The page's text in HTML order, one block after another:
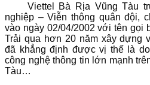
Viettel Bà Rịa Vũng Tàu
nghiệp – Viễn thông quân đội,
vào ngày 02/04/2002 với tên gọi
Trải qua hơn 20 năm xây dựng
đã khẳng định được vị thế là
công nghệ thông tin lớn mạnh
Tàu…